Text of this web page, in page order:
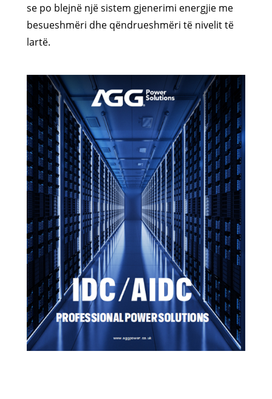
se po blejnë një sistem gjenerimi energjie me
besueshmëri dhe qëndrueshmëri të nivelit të
lartë.